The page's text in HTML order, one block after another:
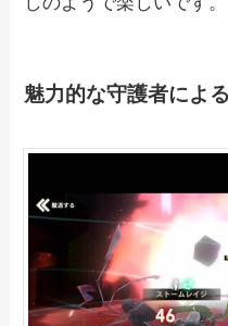
魅力的な守護者によ